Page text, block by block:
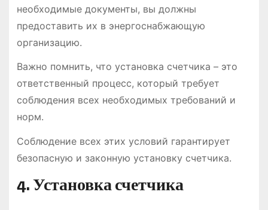
необходимые документы, вы должны
предоставить их в энергоснабжающую
организацию.
Важно помнить, что установка счетчика – это
ответственный процесс, который требует
соблюдения всех необходимых требований и
норм.
Соблюдение всех этих условий гарантирует
безопасную и законную установку счетчика.
4. Установка счетчика